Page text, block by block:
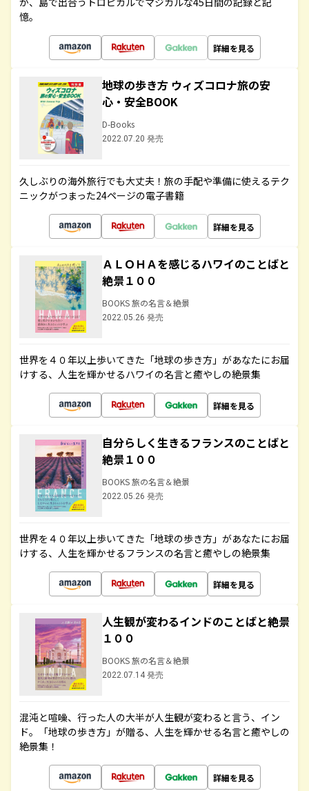
憶。
詳細を見る
地球の歩き方 ウィズコロナ旅の安
心・安全BOOK
D-Books
2022.07.20 発売
久しぶりの海外旅行でも大丈夫！旅の手配や準備に使えるテク
ニックがつまった24ページの電子書籍
詳細を見る
ＡＬＯＨＡを感じるハワイのことばと
絶景１００
BOOKS 旅の名言＆絶景
2022.05.26 発売
世界を４０年以上歩いてきた「地球の歩き方」があなたにお届
けする、人生を輝かせるハワイの名言と癒やしの絶景集
詳細を見る
自分らしく生きるフランスのことばと
絶景１００
BOOKS 旅の名言＆絶景
2022.05.26 発売
世界を４０年以上歩いてきた「地球の歩き方」があなたにお届
けする、人生を輝かせるフランスの名言と癒やしの絶景集
詳細を見る
人生観が変わるインドのことばと絶景
１００
BOOKS 旅の名言＆絶景
2022.07.14 発売
混沌と喧噪、行った人の大半が人生観が変わると言う、イン
ド。「地球の歩き方」が贈る、人生を輝かせる名言と癒やしの
絶景集！
詳細を見る